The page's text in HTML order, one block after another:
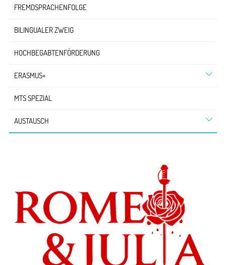
FREMDSPRACHENFOLGE
BILINGUALER ZWEIG
HOCHBEGABTENFÖRDERUNG
ERASMUS+
MTS SPEZIAL
AUSTAUSCH